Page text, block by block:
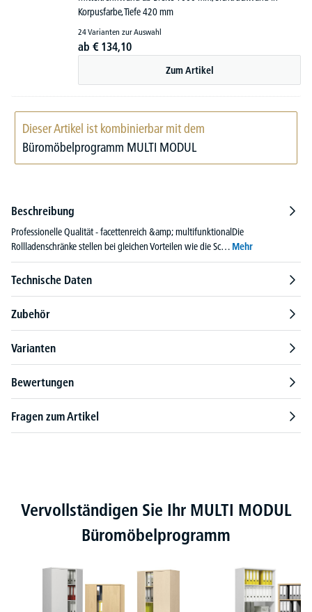
Korpusfarbe, Tiefe 420 mm
24 Varianten zur Auswahl
ab € 134,10
Zum Artikel
Dieser Artikel ist kombinierbar mit dem
Büromöbelprogramm MULTI MODUL
Beschreibung
Professionelle Qualität - facettenreich &amp; multifunktionalDie
Rollladenschränke stellen bei gleichen Vorteilen wie die Sc… Mehr
Technische Daten
Zubehör
Varianten
Bewertungen
Fragen zum Artikel
Produktgalerie überspringen
Vervollständigen Sie Ihr MULTI MODUL
Büromöbelprogramm